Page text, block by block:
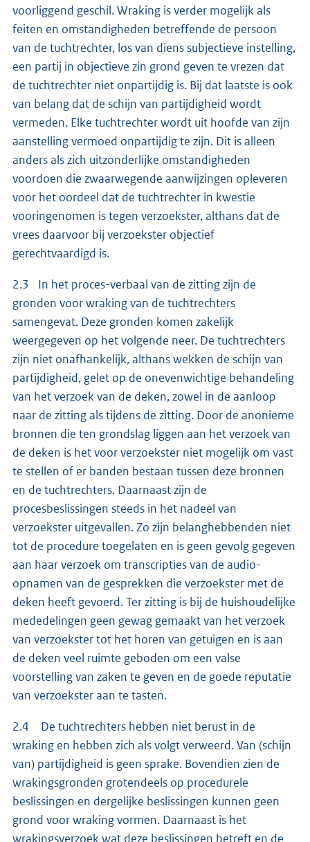
voorliggend geschil. Wraking is verder mogelijk als
feiten en omstandigheden betreffende de persoon
van de tuchtrechter, los van diens subjectieve instelling,
een partij in objectieve zin grond geven te vrezen dat
de tuchtrechter niet onpartijdig is. Bij dat laatste is ook
van belang dat de schijn van partijdigheid wordt
vermeden. Elke tuchtrechter wordt uit hoofde van zijn
aanstelling vermoed onpartijdig te zijn. Dit is alleen
anders als zich uitzonderlijke omstandigheden
voordoen die zwaarwegende aanwijzingen opleveren
voor het oordeel dat de tuchtrechter in kwestie
vooringenomen is tegen verzoekster, althans dat de
vrees daarvoor bij verzoekster objectief
gerechtvaardigd is.
2.3 In het proces-verbaal van de zitting zijn de
gronden voor wraking van de tuchtrechters
samengevat. Deze gronden komen zakelijk
weergegeven op het volgende neer. De tuchtrechters
zijn niet onafhankelijk, althans wekken de schijn van
partijdigheid, gelet op de onevenwichtige behandeling
van het verzoek van de deken, zowel in de aanloop
naar de zitting als tijdens de zitting. Door de anonieme
bronnen die ten grondslag liggen aan het verzoek van
de deken is het voor verzoekster niet mogelijk om vast
te stellen of er banden bestaan tussen deze bronnen
en de tuchtrechters. Daarnaast zijn de
procesbeslissingen steeds in het nadeel van
verzoekster uitgevallen. Zo zijn belanghebbenden niet
tot de procedure toegelaten en is geen gevolg gegeven
aan haar verzoek om transcripties van de audio-
opnamen van de gesprekken die verzoekster met de
deken heeft gevoerd. Ter zitting is bij de huishoudelijke
mededelingen geen gewag gemaakt van het verzoek
van verzoekster tot het horen van getuigen en is aan
de deken veel ruimte geboden om een valse
voorstelling van zaken te geven en de goede reputatie
van verzoekster aan te tasten.
2.4 De tuchtrechters hebben niet berust in de
wraking en hebben zich als volgt verweerd. Van (schijn
van) partijdigheid is geen sprake. Bovendien zien de
wrakingsgronden grotendeels op procedurele
beslissingen en dergelijke beslissingen kunnen geen
grond voor wraking vormen. Daarnaast is het
wrakingsverzoek wat deze beslissingen betreft en de